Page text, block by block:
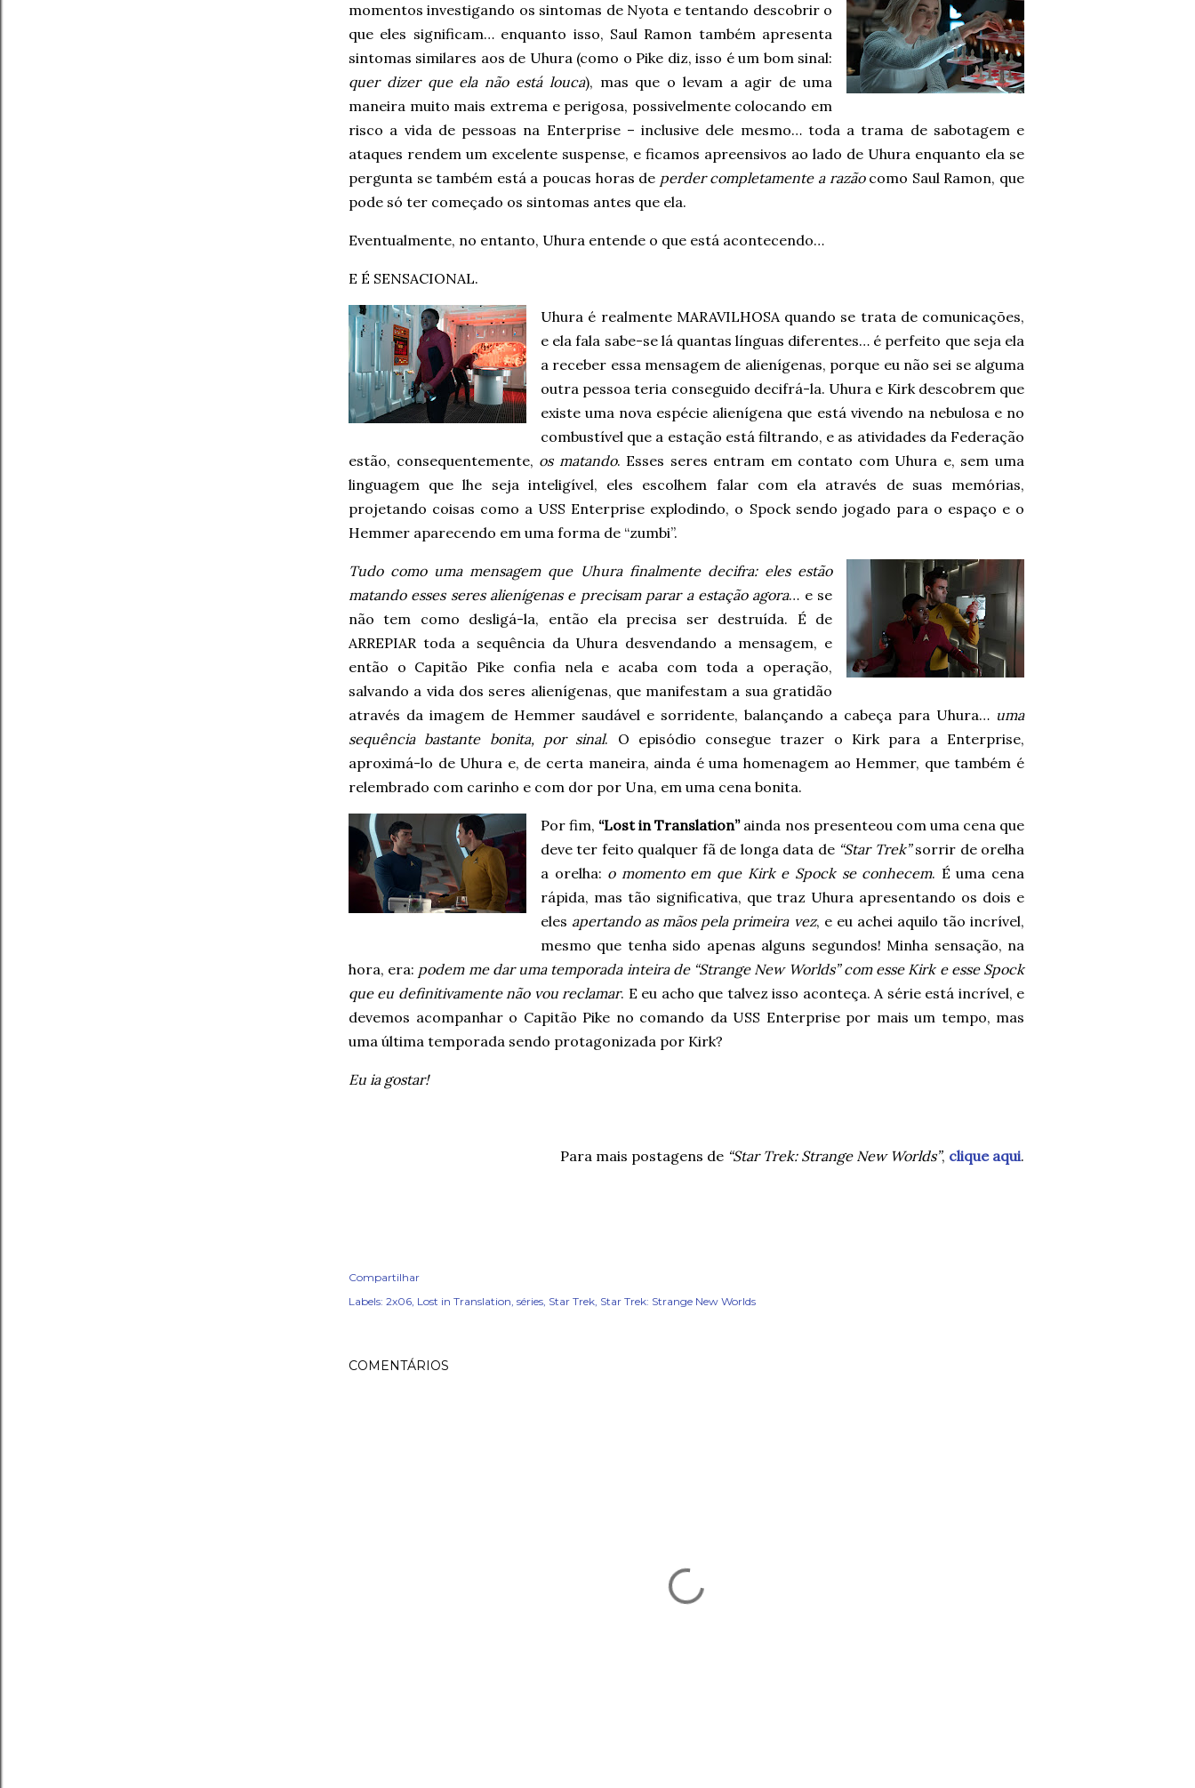
momentos investigando os sintomas de Nyota e tentando descobrir o
que eles significam… enquanto isso, Saul Ramon também apresenta
sintomas similares aos de Uhura (como o Pike diz, isso é um bom sinal:
quer dizer que ela não está louca), mas que o levam a agir de uma
maneira muito mais extrema e perigosa, possivelmente colocando em
risco a vida de pessoas na Enterprise – inclusive dele mesmo… toda a trama de sabotagem e
ataques rendem um excelente suspense, e ficamos apreensivos ao lado de Uhura enquanto ela se
pergunta se também está a poucas horas de perder completamente a razãocomo Saul Ramon, que
pode só ter começado os sintomas antes que ela.
Eventualmente, no entanto, Uhura entende o que está acontecendo…
E É SENSACIONAL.
Uhura é realmente MARAVILHOSA quando se trata de comunicações,
e ela fala sabe-se lá quantas línguas diferentes… é perfeito que seja ela
a receber essa mensagem de alienígenas, porque eu não sei se alguma
outra pessoa teria conseguido decifrá-la. Uhura e Kirk descobrem que
existe uma nova espécie alienígena que está vivendo na nebulosa e no
combustível que a estação está filtrando, e as atividades da Federação
estão, consequentemente, os matando. Esses seres entram em contato com Uhura e, sem uma
linguagem que lhe seja inteligível, eles escolhem falar com ela através de suas memórias,
projetando coisas como a USS Enterprise explodindo, o Spock sendo jogado para o espaço e o
Hemmer aparecendo em uma forma de “zumbi”.
Tudo como uma mensagem que Uhura finalmente decifra: eles estão
matando esses seres alienígenas e precisam parar a estação agora… e se
não tem como desligá-la, então ela precisa ser destruída. É de
ARREPIAR toda a sequência da Uhura desvendando a mensagem, e
então o Capitão Pike confia nela e acaba com toda a operação,
salvando a vida dos seres alienígenas, que manifestam a sua gratidão
através da imagem de Hemmer saudável e sorridente, balançando a cabeça para Uhura… uma
sequência bastante bonita, por sinal. O episódio consegue trazer o Kirk para a Enterprise,
aproximá-lo de Uhura e, de certa maneira, ainda é uma homenagem ao Hemmer, que também é
relembrado com carinho e com dor por Una, em uma cena bonita.
Por fim, “Lost in Translation”ainda nos presenteou com uma cena que
deve ter feito qualquer fã de longa data de “Star Trek”sorrir de orelha
a orelha: o momento em que Kirk e Spock se conhecem. É uma cena
rápida, mas tão significativa, que traz Uhura apresentando os dois e
eles apertando as mãos pela primeira vez, e eu achei aquilo tão incrível,
mesmo que tenha sido apenas alguns segundos! Minha sensação, na
hora, era: podem me dar uma temporada inteira de “Strange New Worlds” com esse Kirk e esse Spock
que eu definitivamente não vou reclamar. E eu acho que talvez isso aconteça. A série está incrível, e
devemos acompanhar o Capitão Pike no comando da USS Enterprise por mais um tempo, mas
uma última temporada sendo protagonizada por Kirk?
Eu ia gostar!
Para mais postagens de “Star Trek: Strange New Worlds”, clique aqui.
Compartilhar
Labels: 2x06 Lost in Translation séries Star Trek Star Trek: Strange New Worlds
COMENTÁRIOS